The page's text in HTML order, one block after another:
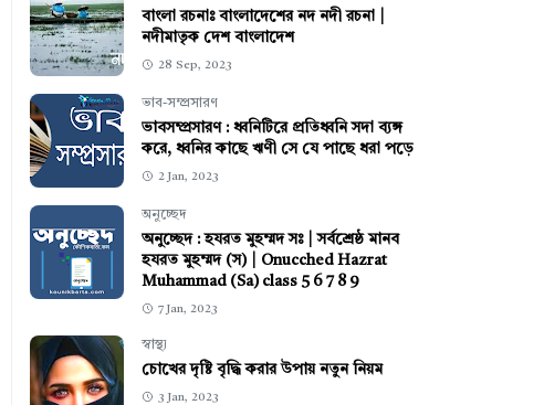
বাংলা রচনাঃ বাংলাদেশের নদ নদী রচনা |
নদীমাতৃক দেশ বাংলাদেশ
28 Sep, 2023
ভাব-সম্প্রসারণ
ভাবসম্প্রসারণ : ধ্বনিটিরে প্রতিধ্বনি সদা ব্যঙ্গ
করে, ধ্বনির কাছে ঋণী সে যে পাছে ধরা পড়ে
2 Jan, 2023
অনুচ্ছেদ
অনুচ্ছেদ : হযরত মুহম্মদ সঃ | সর্বশ্রেষ্ঠ মানব
হযরত মুহম্মদ (স) | Onucched Hazrat
Muhammad (Sa) class 5 6 7 8 9
7 Jan, 2023
স্বাস্থ্য
চোখের দৃষ্টি বৃদ্ধি করার উপায় নতুন নিয়ম
3 Jan, 2023